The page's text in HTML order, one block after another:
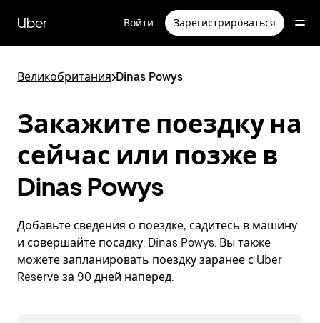
перейти
к
содержимому
Uber Войти Зарегистрироваться
Великобритания>Dinas Powys
Закажите поездку на
сейчас или позже в
Dinas Powys
Добавьте сведения о поездке, садитесь в машину
и совершайте посадку. Dinas Powys. Вы также
можете запланировать поездку заранее с Uber
Reserve за 90 дней наперед.